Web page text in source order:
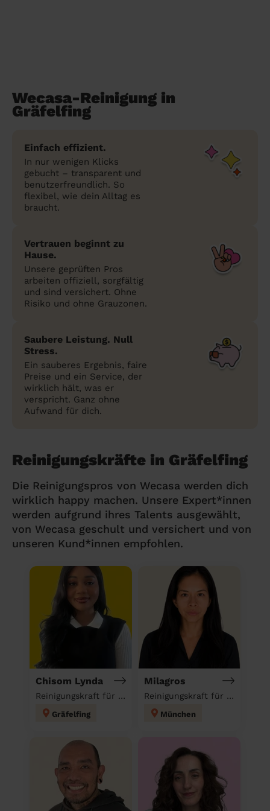
Wecasa-Reinigung in
Gräfelfing
Einfach effizient.
In nur wenigen Klicks
gebucht – transparent und
benutzerfreundlich. So
flexibel, wie dein Alltag es
braucht.
Vertrauen beginnt zu
Hause.
Unsere geprüften Pros
arbeiten offiziell, sorgfältig
und sind versichert. Ohne
Risiko und ohne Grauzonen.
Saubere Leistung. Null
Stress.
Ein sauberes Ergebnis, faire
Preise und ein Service, der
wirklich hält, was er
verspricht. Ganz ohne
Aufwand für dich.
Reinigungskräfte in Gräfelfing
Die Reinigungspros von Wecasa werden dich
wirklich happy machen. Unsere Expert*innen
werden aufgrund ihres Talents ausgewählt,
von Wecasa geschult und versichert und von
unseren Kund*innen empfohlen.
Chisom Lynda
Reinigungskraft für deinen Haushalt
Gräfelfing
Milagros
Reinigungskraft für deinen Haushalt
München